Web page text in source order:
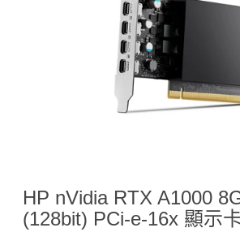
HP nVidia RTX A1000
(128bit) PCi-e-16x 顯示